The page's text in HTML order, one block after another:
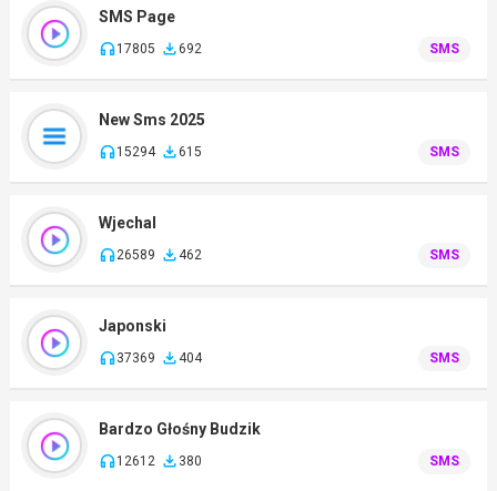
SMS Page
17805 692 SMS
New Sms 2025
15294 615 SMS
Wjechal
26589 462 SMS
Japonski
37369 404 SMS
Bardzo Głośny Budzik
12612 380 SMS